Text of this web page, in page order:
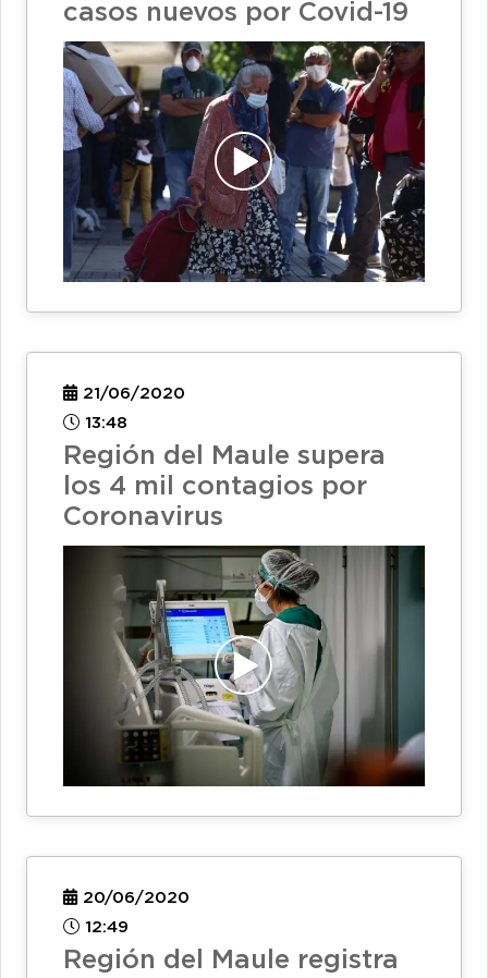
casos nuevos por Covid-19
21/06/2020
13:48
Región del Maule supera
los 4 mil contagios por
Coronavirus
20/06/2020
12:49
Región del Maule registra